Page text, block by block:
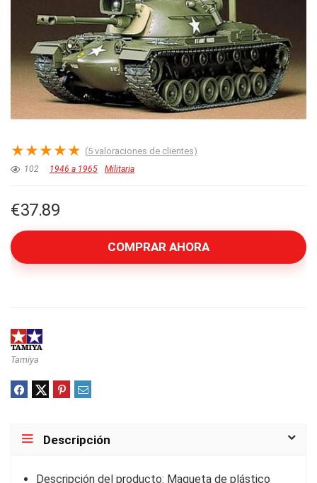
★★★★★ (5 valoraciones de clientes)
102 1946 a 1965 Militaria
€37.89
COMPRAR AHORA
Tamiya
Descripción
Descripción del producto: Maqueta de plástico